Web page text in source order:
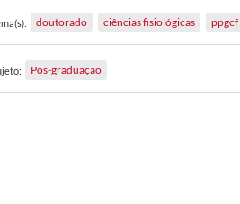
doutorado ciências fisiológicas ppgcf
Pós-graduação